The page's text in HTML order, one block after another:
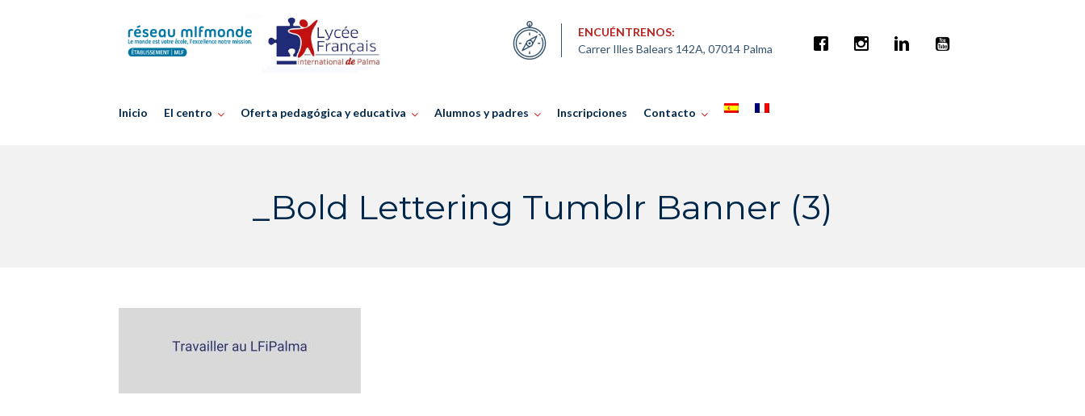
ENCUÉNTRENOS:
Carrer Illes Balears 142A, 07014 Palma
Inicio El centro Oferta pedagógica y educativa Alumnos y padres Inscripciones Contacto
_Bold Lettering Tumblr Banner (3)